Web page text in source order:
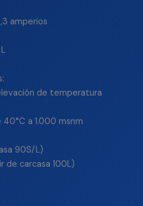
amperios
de temperatura
a 1.000 msnm
90S/L)
de carcasa 100L)